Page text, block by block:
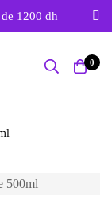
1200 dh
0